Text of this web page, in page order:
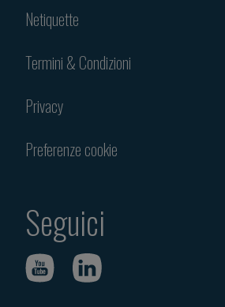
Netiquette
Termini & Condizioni
Privacy
Preferenze cookie
Seguici